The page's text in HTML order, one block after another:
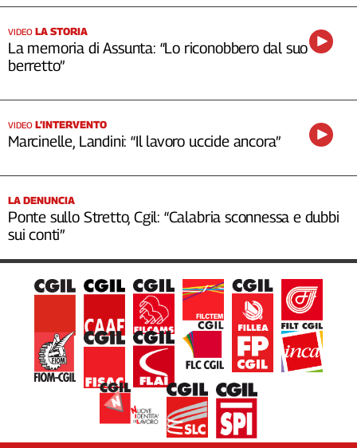
VIDEO LA STORIA
La memoria di Assunta: “Lo riconobbero dal suo
berretto”
VIDEO L’INTERVENTO
Marcinelle, Landini: “Il lavoro uccide ancora”
LA DENUNCIA
Ponte sullo Stretto, Cgil: “Calabria sconnessa e dubbi
sui conti”